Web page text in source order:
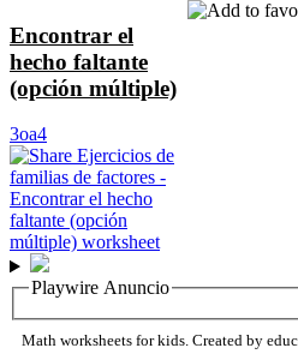
Encontrar el
hecho faltante
(opción múltiple)
3oa4
Playwire Anuncio
Math worksheets for kids. Created by